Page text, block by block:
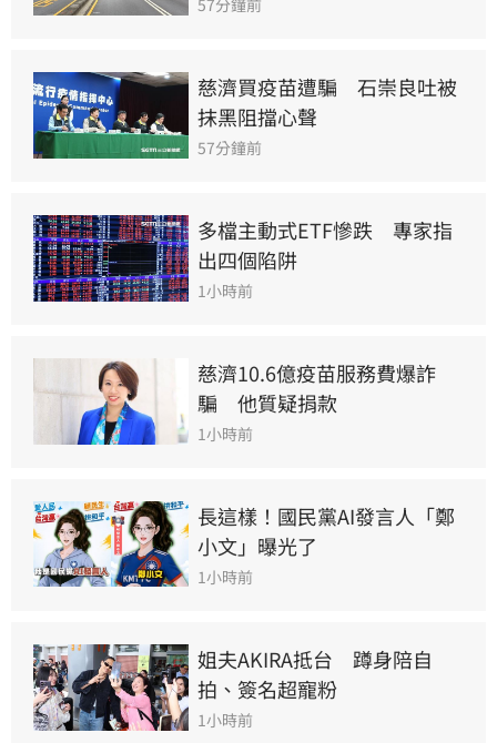
慈濟買疫苗遭騙　石崇良吐被
抹黑阻擋心聲
57分鐘前
多檔主動式ETF慘跌　專家指
出四個陷阱
1小時前
慈濟10.6億疫苗服務費爆詐
騙　他質疑捐款
1小時前
長這樣！國民黨AI發言人「鄭
小文」曝光了
1小時前
姐夫AKIRA抵台　蹲身陪自
拍、簽名超寵粉
1小時前